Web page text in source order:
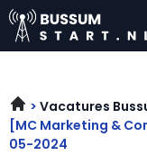
Vacatures
[MC Marketing &
05-2024